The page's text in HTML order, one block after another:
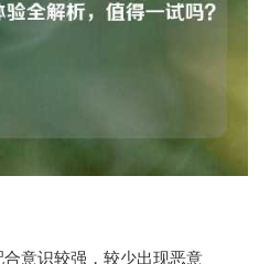
意识较强，较少出现恶意